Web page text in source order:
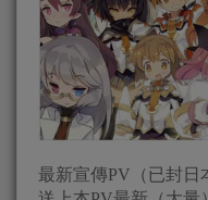
最新宣傳PV（已封日